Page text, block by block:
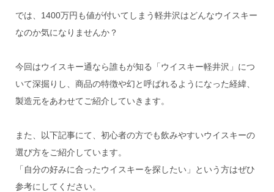
では、1400万円も値が付いてしまう軽井沢はどんなウイスキー
なのか気になりませんか？
今回はウイスキー通なら誰もが知る「ウイスキー軽井沢」につ
いて深掘りし、商品の特徴や幻と呼ばれるようになった経緯、
製造元をあわせてご紹介していきます。
また、以下記事にて、初心者の方でも飲みやすいウイスキーの
選び方をご紹介しています。
「自分の好みに合ったウイスキーを探したい」という方はぜひ
参考にしてください。